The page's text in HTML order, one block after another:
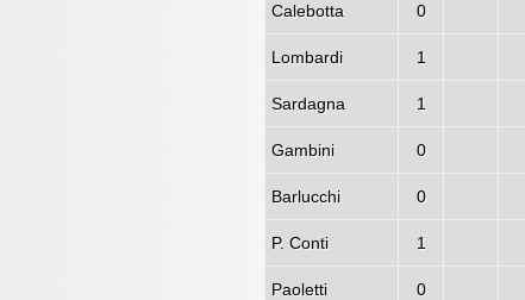
Calebotta 0
Lombardi 1
Sardagna 1
Gambini 0
Barlucchi 0
P. Conti 1
Paoletti 0